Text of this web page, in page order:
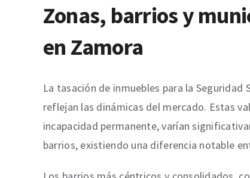
Zonas, barrios y
en Zamora
La tasación de inmuebles para la
reflejan las dinámicas del mercado. Estas
incapacidad permanente, varían
barrios, existiendo una diferencia notable